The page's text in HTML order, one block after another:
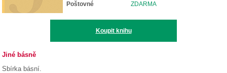
Poštovné
ZDARMA
Koupit knihu
Jiné básně
Sbírka básní.